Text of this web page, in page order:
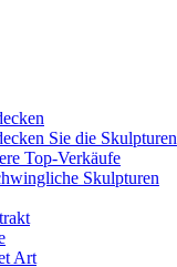
Sie die Skulpturen
Top-Verkäufe
Skulpturen
Art